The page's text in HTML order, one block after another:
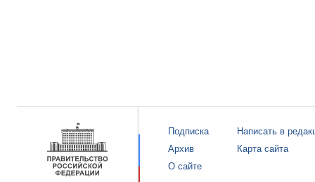
Подписка
Архив
О сайте
Написать в
Карта сайта